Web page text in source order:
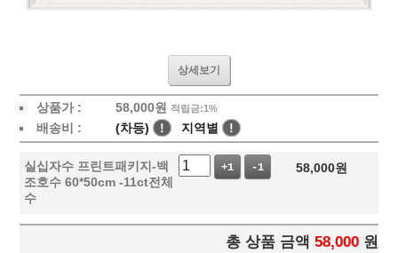
상세보기
상품가 : 58,000원 적립금:1%
배송비 : (차등) ! 지역별 !
실십자수 프린트패키지-백
조호수 60*50cm -11ct전체
수
+1 -1 58,000원
총 상품 금액 58,000 원